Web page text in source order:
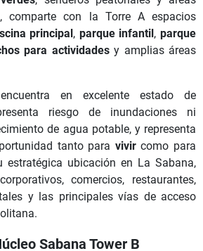
comparte con la Torre A espacios
principal , parque infantil ,parque
para actividadesy amplias áreas
en excelente estado de
riesgo de inundaciones ni
de agua potable, y representa
tanto para vivircomo para
estratégica ubicación en La Sabana,
comercios, restaurantes,
y las principales vías de acceso
Sabana Tower B